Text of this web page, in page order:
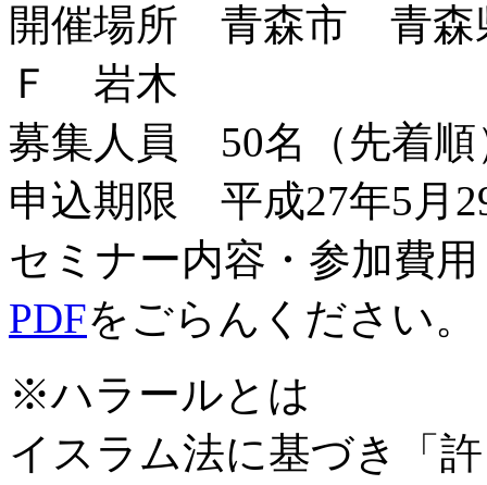
開催場所 青森市 青森
Ｆ 岩木
募集人員 50名（先着順
申込期限 平成27年5月
セミナー内容・参加費
PDFをごらんください。
※ハラールとは
イスラム法に基づき「